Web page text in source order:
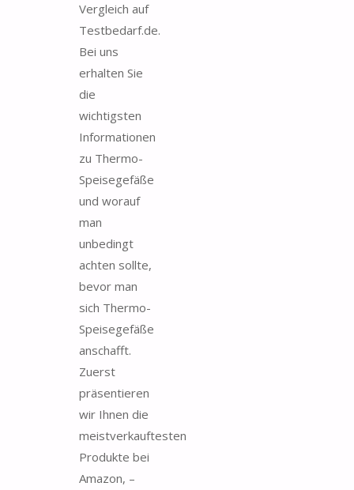
Vergleich auf
Testbedarf.de.
Bei uns
erhalten Sie
die
wichtigsten
Informationen
zu Thermo-
Speisegefäße
und worauf
man
unbedingt
achten sollte,
bevor man
sich Thermo-
Speisegefäße
anschafft.
Zuerst
präsentieren
wir Ihnen die
meistverkauftesten
Produkte bei
Amazon, –